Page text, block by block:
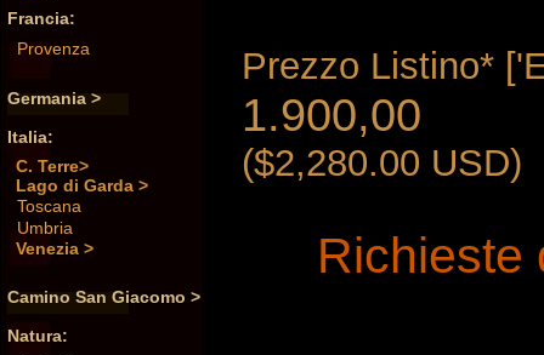
Francia:
Provenza
Germania >
Italia:
C. Terre>
Lago di Garda >
Toscana
Umbria
Venezia >
Camino San Giacomo >
Natura:
Prezzo Listino*
1.900,00
($2,280.00 USD)
Richieste